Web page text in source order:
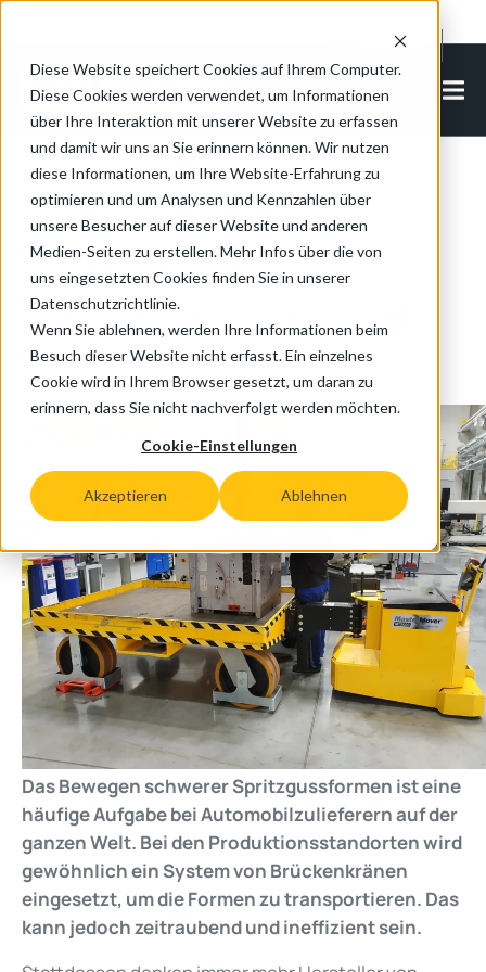
Diese Website speichert Cookies auf Ihrem Computer.
Diese Cookies werden verwendet, um Informationen
über Ihre Interaktion mit unserer Website zu erfassen
und damit wir uns an Sie erinnern können. Wir nutzen
diese Informationen, um Ihre Website-Erfahrung zu
optimieren und um Analysen und Kennzahlen über
unsere Besucher auf dieser Website und anderen
Medien-Seiten zu erstellen. Mehr Infos über die von
uns eingesetzten Cookies finden Sie in unserer
Datenschutzrichtlinie.
Wenn Sie ablehnen, werden Ihre Informationen beim
Besuch dieser Website nicht erfasst. Ein einzelnes
Cookie wird in Ihrem Browser gesetzt, um daran zu
erinnern, dass Sie nicht nachverfolgt werden möchten.
Cookie-Einstellungen
Akzeptieren Ablehnen
DE-DE
Zurück zur Übersicht
Spritzgussformen
sicherer bewegen mit
Elektroschleppern
Das Bewegen schwerer Spritzgussformen ist eine
häufige Aufgabe bei Automobilzulieferern auf der
ganzen Welt. Bei den Produktionsstandorten wird
gewöhnlich ein System von Brückenkränen
eingesetzt, um die Formen zu transportieren. Das
kann jedoch zeitraubend und ineffizient sein.